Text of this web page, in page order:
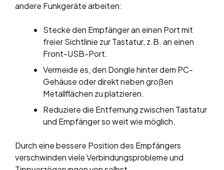
andere Funkgeräte arbeiten:
Stecke den Empfänger an einen Port mit
freier Sichtlinie zur Tastatur, z.B. an einen
Front-USB-Port.
Vermeide es, den Dongle hinter dem PC-
Gehäuse oder direkt neben großen
Metallflächen zu platzieren.
Reduziere die Entfernung zwischen Tastatur
und Empfänger so weit wie möglich.
Durch eine bessere Position des Empfängers
verschwinden viele Verbindungsprobleme und